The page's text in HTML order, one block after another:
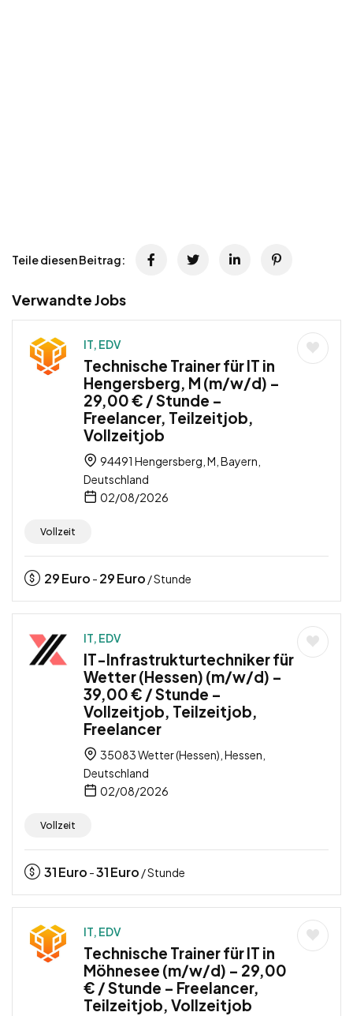
Teile diesen Beitrag:
Verwandte Jobs
IT, EDV
Technische Trainer für IT in
Hengersberg, M (m/w/d) –
29,00 € / Stunde –
Freelancer, Teilzeitjob,
Vollzeitjob
94491 Hengersberg, M, Bayern,
Deutschland
02/08/2026
Vollzeit
29Euro - 29Euro / Stunde
IT, EDV
IT-Infrastrukturtechniker für
Wetter (Hessen) (m/w/d) –
39,00 € / Stunde –
Vollzeitjob, Teilzeitjob,
Freelancer
35083 Wetter (Hessen), Hessen,
Deutschland
02/08/2026
Vollzeit
31Euro -31Euro / Stunde
IT, EDV
Technische Trainer für IT in
Möhnesee (m/w/d) – 29,00
€ / Stunde – Freelancer,
Teilzeitjob, Vollzeitjob